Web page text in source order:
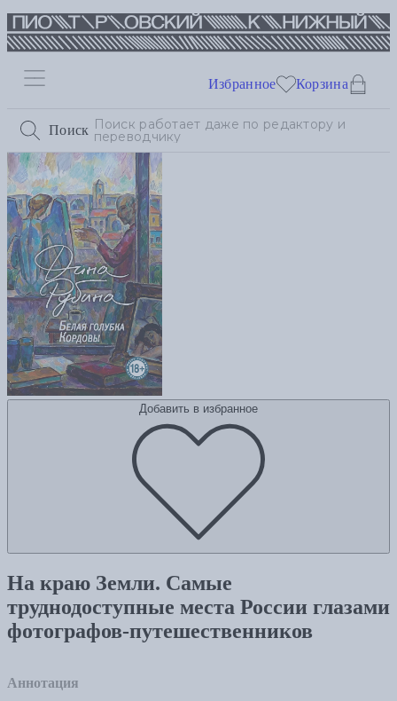
Поиск
Избранное Корзина
Добавить в избранное
На краю Земли. Самые
труднодоступные места России глазами
фотографов-путешественников
Аннотация